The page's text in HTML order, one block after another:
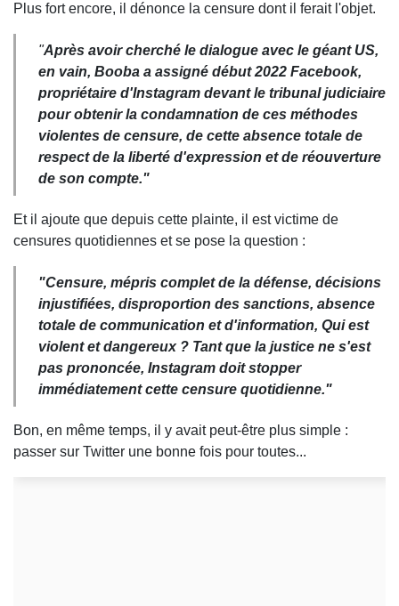
Plus fort encore, il dénonce la censure dont il ferait l'objet.
"Après avoir cherché le dialogue avec le géant US,
en vain, Booba a assigné début 2022 Facebook,
propriétaire d'Instagram devant le tribunal judiciaire
pour obtenir la condamnation de ces méthodes
violentes de censure, de cette absence totale de
respect de la liberté d'expression et de réouverture
de son compte."
Et il ajoute que depuis cette plainte, il est victime de
censures quotidiennes et se pose la question :
"Censure, mépris complet de la défense, décisions
injustifiées, disproportion des sanctions, absence
totale de communication et d'information, Qui est
violent et dangereux ? Tant que la justice ne s'est
pas prononcée, Instagram doit stopper
immédiatement cette censure quotidienne."
Bon, en même temps, il y avait peut-être plus simple :
passer sur Twitter une bonne fois pour toutes...